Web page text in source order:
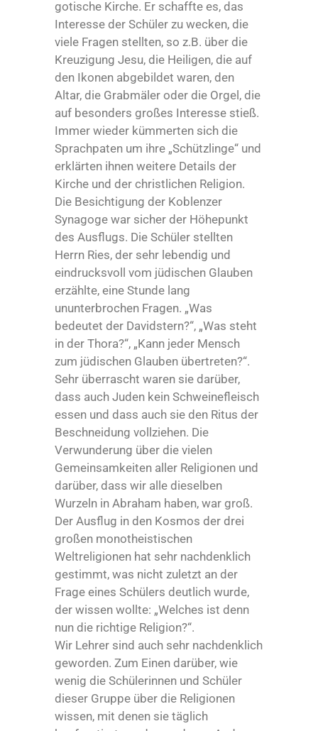
gotische Kirche. Er schaffte es, das
Interesse der Schüler zu wecken, die
viele Fragen stellten, so z.B. über die
Kreuzigung Jesu, die Heiligen, die auf
den Ikonen abgebildet waren, den
Altar, die Grabmäler oder die Orgel, die
auf besonders großes Interesse stieß.
Immer wieder kümmerten sich die
Sprachpaten um ihre „Schützlinge“ und
erklärten ihnen weitere Details der
Kirche und der christlichen Religion.
Die Besichtigung der Koblenzer
Synagoge war sicher der Höhepunkt
des Ausflugs. Die Schüler stellten
Herrn Ries, der sehr lebendig und
eindrucksvoll vom jüdischen Glauben
erzählte, eine Stunde lang
ununterbrochen Fragen. „Was
bedeutet der Davidstern?“, „Was steht
in der Thora?“, „Kann jeder Mensch
zum jüdischen Glauben übertreten?“.
Sehr überrascht waren sie darüber,
dass auch Juden kein Schweinefleisch
essen und dass auch sie den Ritus der
Beschneidung vollziehen. Die
Verwunderung über die vielen
Gemeinsamkeiten aller Religionen und
darüber, dass wir alle dieselben
Wurzeln in Abraham haben, war groß.
Der Ausflug in den Kosmos der drei
großen monotheistischen
Weltreligionen hat sehr nachdenklich
gestimmt, was nicht zuletzt an der
Frage eines Schülers deutlich wurde,
der wissen wollte: „Welches ist denn
nun die richtige Religion?“.
Wir Lehrer sind auch sehr nachdenklich
geworden. Zum Einen darüber, wie
wenig die Schülerinnen und Schüler
dieser Gruppe über die Religionen
wissen, mit denen sie täglich